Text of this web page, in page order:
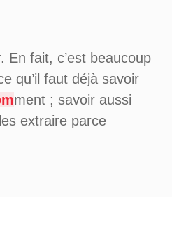
fait, c’est beaucoup
qu’il faut déjà savoir
ment ; savoir aussi
extraire parce